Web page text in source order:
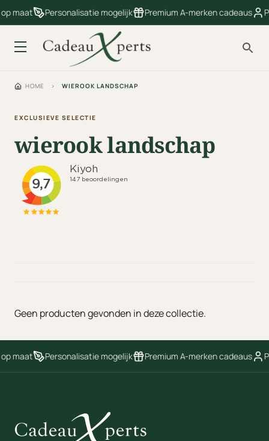
maat Personalisatie mogelijk Premium A-merken cadeaus
HOME › WIEROOK LANDSCHAP
EXCLUSIEVE SELECTIE
wierook landschap
Geen producten gevonden in deze collectie.
maat Personalisatie mogelijk Premium A-merken cadeaus